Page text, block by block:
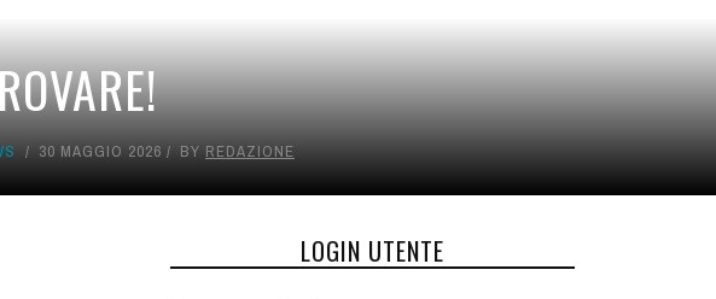
30 MAGGIO 2026 BY REDAZIONE
LOGIN UTENTE